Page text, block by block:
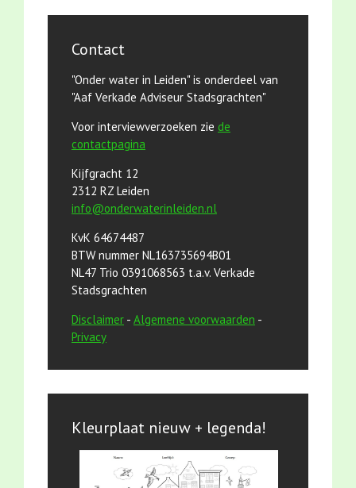
Contact
"Onder water in Leiden" is onderdeel van
"Aaf Verkade Adviseur Stadsgrachten"
Voor interviewverzoeken zie de
contactpagina
Kijfgracht 12
2312 RZ Leiden
info@onderwaterinleiden.nl
KvK 64674487
BTW nummer NL163735694B01
NL47 Trio 0391068563 t.a.v. Verkade
Stadsgrachten
Disclaimer - Algemene voorwaarden -
Privacy
Kleurplaat nieuw + legenda!